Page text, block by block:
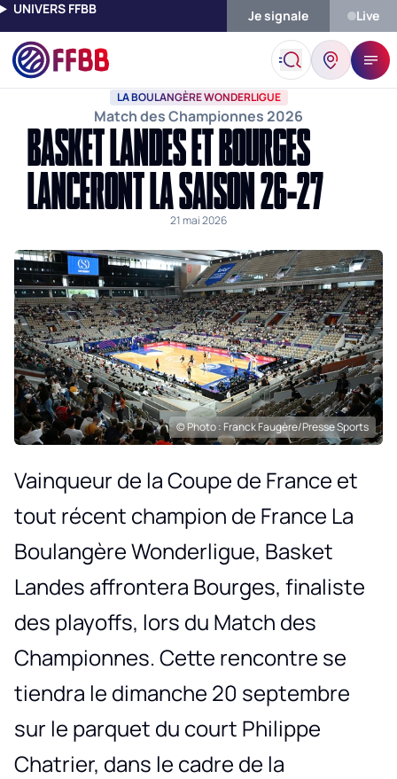
UNIVERS FFBB Je signale Live
Accueil Actualités La Boulangère Wonderligue Basket
LA BOULANGÈRE WONDERLIGUE
Match des Championnes 2026
BASKET LANDES ET BOURGES
LANCERONT LA SAISON 26-27
21 mai 2026
© Photo : Franck Faugère/Presse Sports
Vainqueur de la Coupe de France et
tout récent champion de France La
Boulangère Wonderligue, Basket
Landes affrontera Bourges, finaliste
des playoffs, lors du Match des
Championnes. Cette rencontre se
tiendra le dimanche 20 septembre
sur le parquet du court Philippe
Chatrier, dans le cadre de la